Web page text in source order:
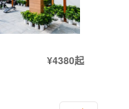
¥4380起